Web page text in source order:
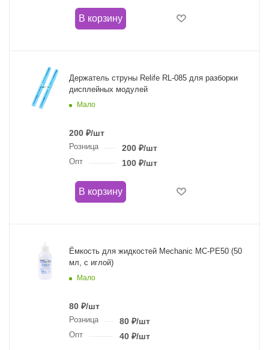
В корзину
Держатель струны Relife RL-085 для разборки
дисплейных модулей
Мало
200 ₽/шт
Розница 200₽/шт
Опт 100₽/шт
В корзину
Ёмкость для жидкостей Mechanic MC-PE50 (50
мл, с иглой)
Мало
80 ₽/шт
Розница 80₽/шт
Опт 40₽/шт